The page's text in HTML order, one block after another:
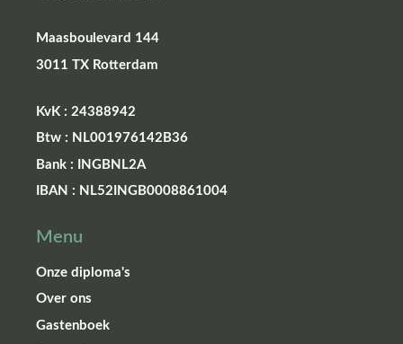
Maasboulevard 144
3011 TX Rotterdam
KvK : 24388942
Btw : NL001976142B36
Bank : INGBNL2A
IBAN : NL52INGB0008861004
Menu
Onze diploma's
Over ons
Gastenboek